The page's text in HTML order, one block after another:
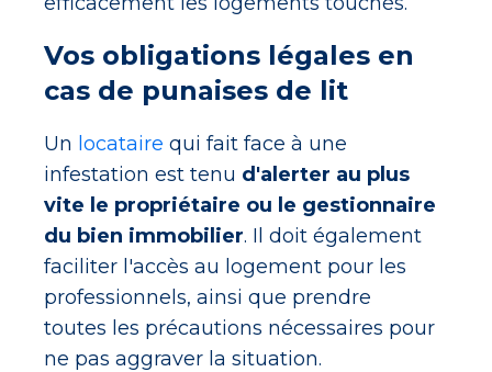
Vos obligations légales en
cas de punaises de lit
Un locataire qui fait face à une
infestation est tenu d'alerter au plus
vite le propriétaire ou le gestionnaire
du bien immobilier. Il doit également
faciliter l'accès au logement pour les
professionnels, ainsi que prendre
toutes les précautions nécessaires pour
ne pas aggraver la situation.